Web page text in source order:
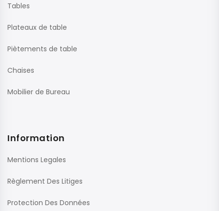
Tables
Plateaux de table
Piètements de table
Chaises
Mobilier de Bureau
Information
Mentions Legales
Règlement Des Litiges
Protection Des Données